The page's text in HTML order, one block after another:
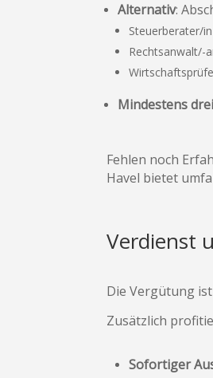
Alternativ:
Steuerberater/in
Rechtsanwalt/-
Mindestens
Fehlen noch
Havel bietet
Verdienst
Die Vergütung
Zusätzlich
Sofortiger